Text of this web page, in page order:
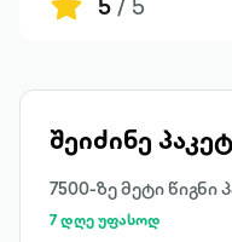
შეიძინე
7500-ზე მეტი წიგნი
7 დღე უფასოდ